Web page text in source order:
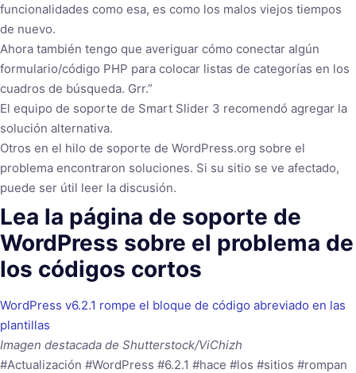
funcionalidades como esa, es como los malos viejos tiempos
de nuevo.
Ahora también tengo que averiguar cómo conectar algún
formulario/código PHP para colocar listas de categorías en los
cuadros de búsqueda. Grr.”
El equipo de soporte de Smart Slider 3 recomendó agregar la
solución alternativa.
Otros en el hilo de soporte de WordPress.org sobre el
problema encontraron soluciones. Si su sitio se ve afectado,
puede ser útil leer la discusión.
Lea la página de soporte de
WordPress sobre el problema de
los códigos cortos
WordPress v6.2.1 rompe el bloque de código abreviado en las
plantillas
Imagen destacada de Shutterstock/ViChizh
#Actualización #WordPress #6.2.1 #hace #los #sitios #rompan